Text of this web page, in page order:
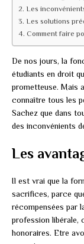
Les
Les solutions
Comment faire
De nos jours, la
étudiants en droit
prometteuse. Mais
connaître tous les
Sachez que dans
des inconvénients
Les
Il est vrai que la
sacrifices, parce
récompensées par
profession libérale,
honoraires. Etre